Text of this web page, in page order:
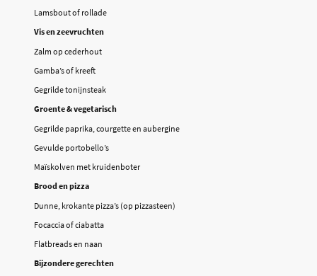
Lamsbout of rollade
Vis en zeevruchten
Zalm op cederhout
Gamba’s of kreeft
Gegrilde tonijnsteak
Groente & vegetarisch
Gegrilde paprika, courgette en aubergine
Gevulde portobello’s
Maïskolven met kruidenboter
Brood en pizza
Dunne, krokante pizza’s (op pizzasteen)
Focaccia of ciabatta
Flatbreads en naan
Bijzondere gerechten